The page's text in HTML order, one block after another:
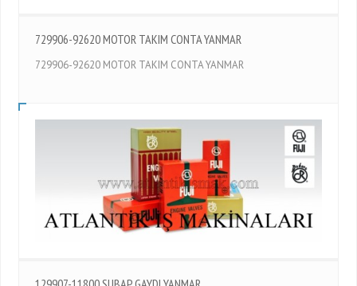
729906-92620 MOTOR TAKIM CONTA YANMAR
729906-92620 MOTOR TAKIM CONTA YANMAR